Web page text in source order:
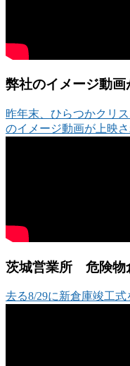
弊社のイメージ動画
昨年末、ひらつかクリ
のイメージ動画が上映さ
茨城営業所 危険物
去る8/29に新倉庫竣工